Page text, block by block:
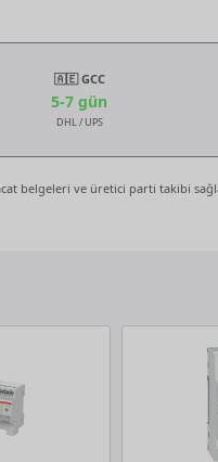
🇦🇪 GCC
5-7 gün
DHL / UPS
belgeleri ve üretici parti takibi